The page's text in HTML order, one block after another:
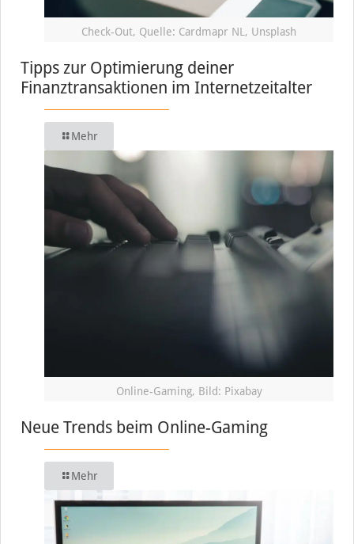
Check-Out, Quelle: Cardmapr NL, Unsplash
Tipps zur Optimierung deiner
Finanztransaktionen im Internetzeitalter
Mehr
Online-Gaming, Bild: Pixabay
Neue Trends beim Online-Gaming
Mehr